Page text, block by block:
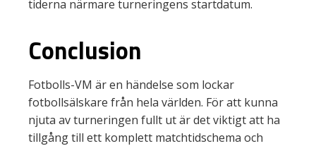
tiderna närmare turneringens startdatum.
Conclusion
Fotbolls-VM är en händelse som lockar
fotbollsälskare från hela världen. För att kunna
njuta av turneringen fullt ut är det viktigt att ha
tillgång till ett komplett matchtidschema och